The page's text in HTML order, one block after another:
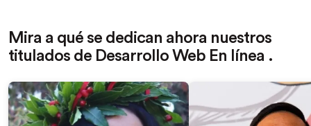
Mira a qué se dedican ahora nuestros
titulados de Desarrollo Web En línea .